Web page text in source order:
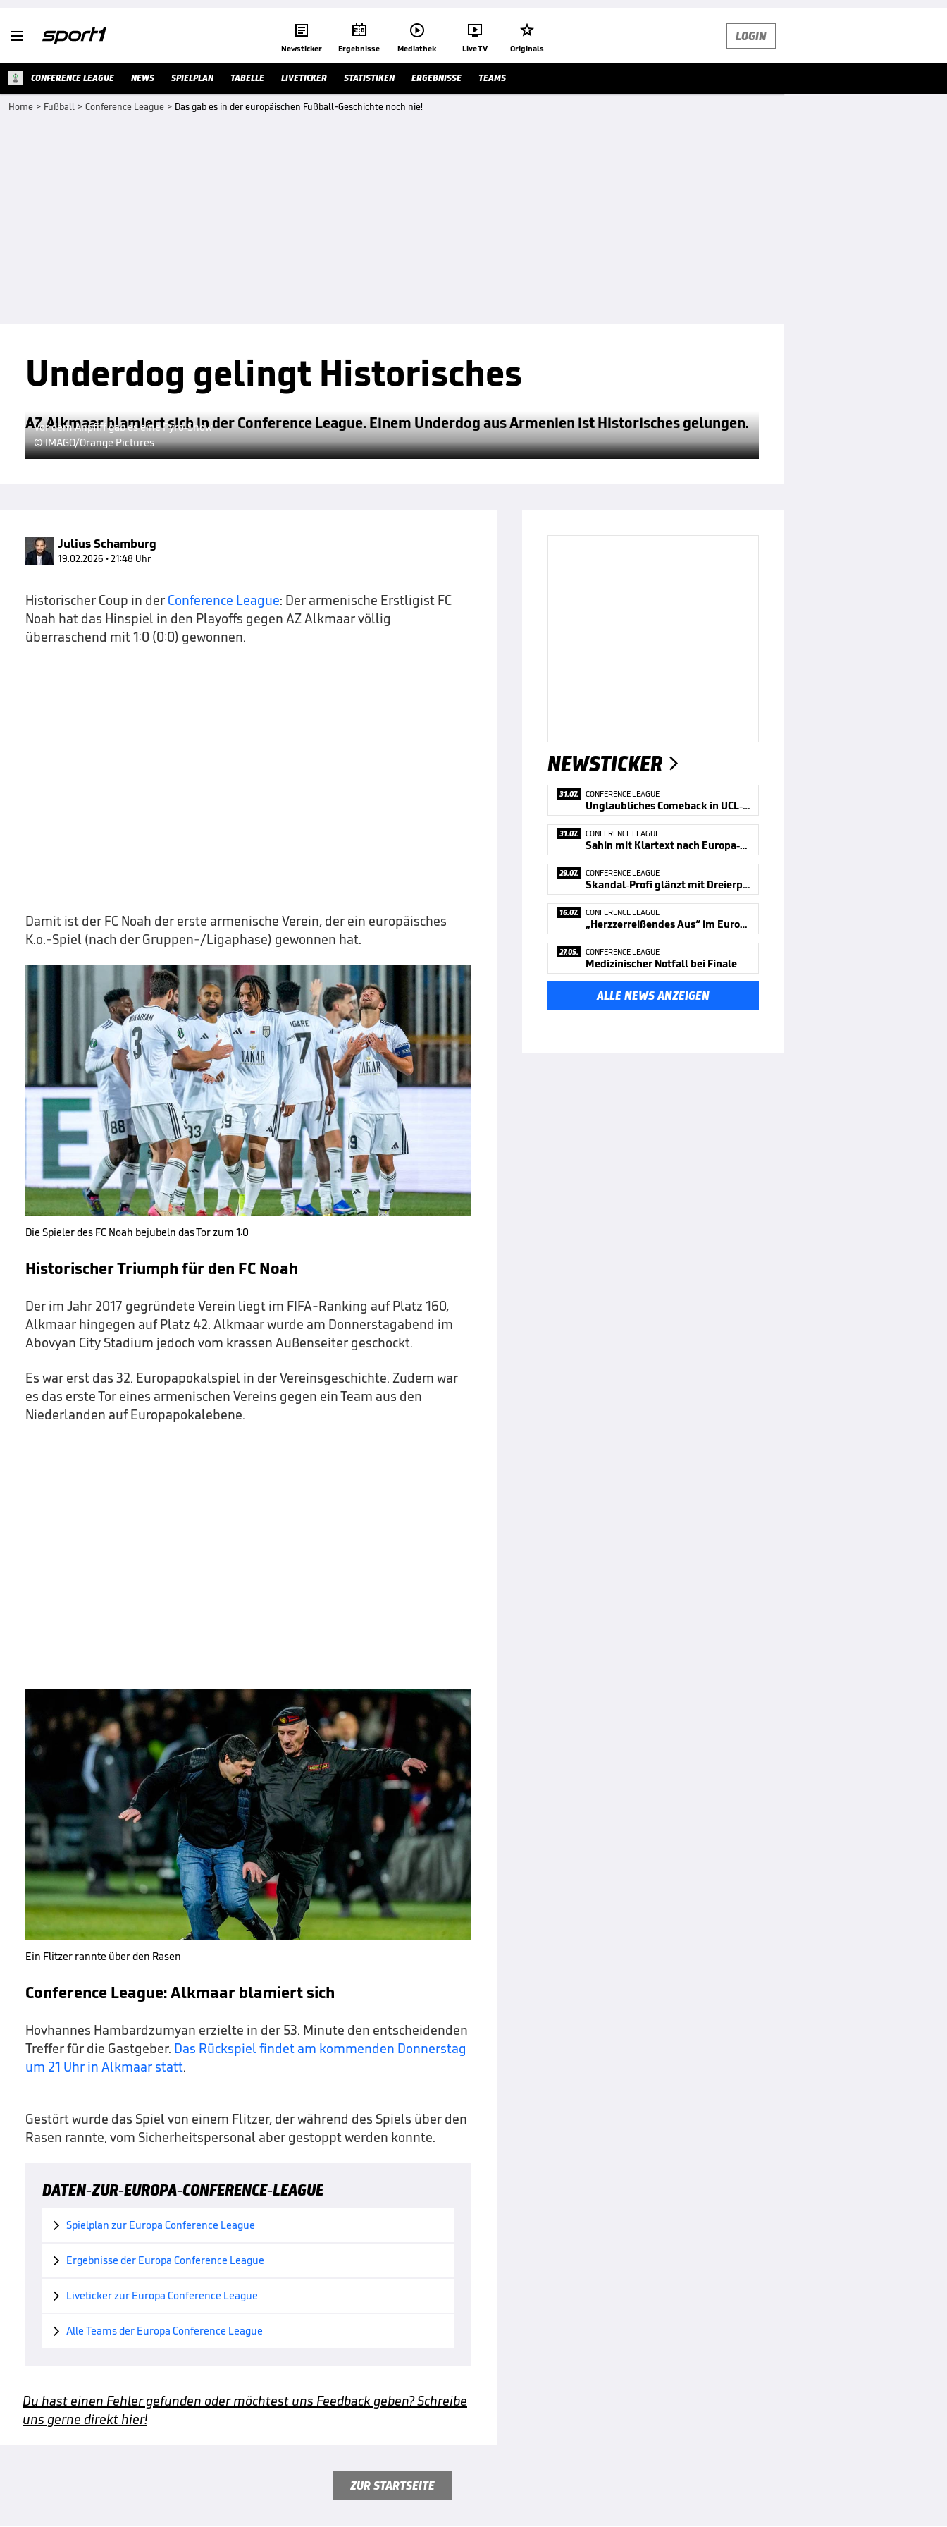
 
Newsticker

Ergebnisse

Mediathek

Live TV

Originals
LOGIN
CONFERENCE LEAGUE NEWS SPIELPLAN TABELLE LIVETICKER STATISTIKEN ERGEBNISSE TEAMS
Home > Fußball > Conference League > Das gab es in der europäischen Fußball-Geschichte noch nie!
Underdog gelingt Historisches
AZ Alkmaar blamiert sich in der Conference League. Einem Underdog aus Armenien ist Historisches gelungen.
Vor dem Anpfiff gab es eine Pyro-Show
© IMAGO/Orange Pictures
Julius Schamburg
19.02.2026 • 21:48 Uhr
Historischer Coup in der Conference League: Der armenische Erstligist FC
Noah hat das Hinspiel in den Playoffs gegen AZ Alkmaar völlig
überraschend mit 1:0 (0:0) gewonnen.
Damit ist der FC Noah der erste armenische Verein, der ein europäisches
K.o.-Spiel (nach der Gruppen-/Ligaphase) gewonnen hat.
Die Spieler des FC Noah bejubeln das Tor zum 1:0
Historischer Triumph für den FC Noah
Der im Jahr 2017 gegründete Verein liegt im FIFA-Ranking auf Platz 160,
Alkmaar hingegen auf Platz 42. Alkmaar wurde am Donnerstagabend im
Abovyan City Stadium jedoch vom krassen Außenseiter geschockt.
Es war erst das 32. Europapokalspiel in der Vereinsgeschichte. Zudem war
es das erste Tor eines armenischen Vereins gegen ein Team aus den
Niederlanden auf Europapokalebene.
Ein Flitzer rannte über den Rasen
Conference League: Alkmaar blamiert sich
Hovhannes Hambardzumyan erzielte in der 53. Minute den entscheidenden
Treffer für die Gastgeber. Das Rückspiel findet am kommenden Donnerstag
um 21 Uhr in Alkmaar statt.
Gestört wurde das Spiel von einem Flitzer, der während des Spiels über den
Rasen rannte, vom Sicherheitspersonal aber gestoppt werden konnte.
DATEN-ZUR-EUROPA-CONFERENCE-LEAGUE
 Spielplan zur Europa Conference League
 Ergebnisse der Europa Conference League
 Liveticker zur Europa Conference League
 Alle Teams der Europa Conference League
Du hast einen Fehler gefunden oder möchtest uns Feedback geben? Schreibe
uns gerne direkt hier!
NEWSTICKER 
31.07. CONFERENCE LEAGUE
Unglaubliches Comeback in UCL-Quali
31.07. CONFERENCE LEAGUE
Sahin mit Klartext nach Europa-Aus
29.07. CONFERENCE LEAGUE
Skandal-Profi glänzt mit Dreierpack
16.07. CONFERENCE LEAGUE
„Herzzerreißendes Aus“ im Europapokal
27.05. CONFERENCE LEAGUE
Medizinischer Notfall bei Finale
ALLE NEWS ANZEIGEN
ZUR STARTSEITE